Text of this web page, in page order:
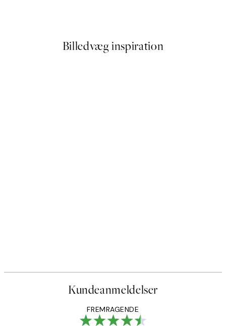
Billedvæg inspiration
Kundeanmeldelser
FREMRAGENDE